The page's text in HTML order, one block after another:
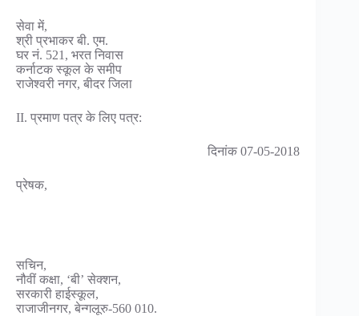
सेवा में,
श्री प्रभाकर बी. एम.
घर नं. 521, भरत निवास
कर्नाटक स्कूल के समीप
राजेश्वरी नगर, बीदर जिला
II. प्रमाण पत्र के लिए पत्र:
दिनांक 07-05-2018
प्रेषक,
सचिन,
नौवीं कक्षा, ‘बी’ सेक्शन,
सरकारी हाईस्कूल,
राजाजीनगर, बेन्गलूरु-560 010.